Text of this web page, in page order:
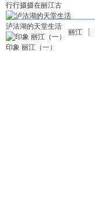
行行摄摄在丽江古
泸沽湖的天堂生活
印象 丽江（一）
丽江 ┊